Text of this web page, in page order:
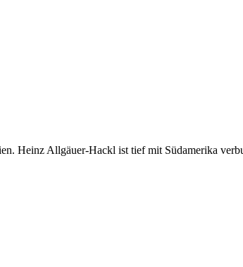
Heinz Allgäuer-Hackl ist tief mit Südamerika